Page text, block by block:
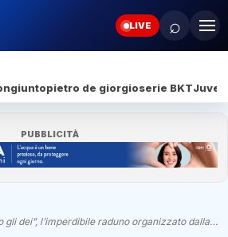
LIVE ⌕
pietro de giorgioserie BKTJuve
PUBBLICITÀ
gli dei”, l’imperdibile raduno organizzato dalla…